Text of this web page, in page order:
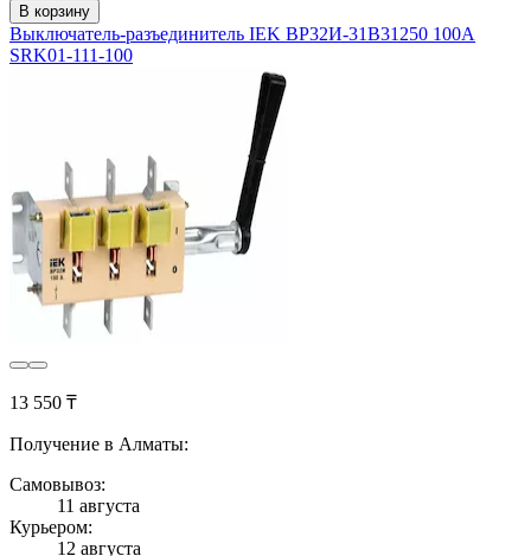
В корзину
Выключатель-разъединитель IEK ВР32И-31В31250 100А
SRK01-111-100
13 550 ₸
Получение в Алматы:
Самовывоз:
11 августа
Курьером:
12 августа